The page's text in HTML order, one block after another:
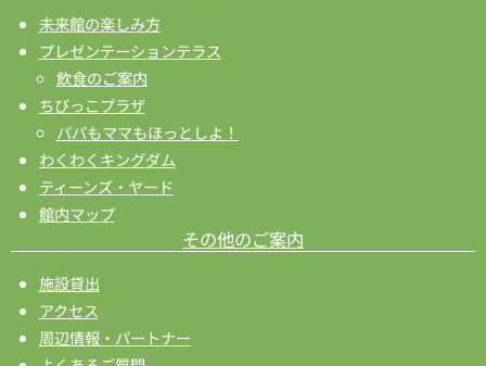
未来館の楽しみ方
プレゼンテーションテラス
飲食のご案内
ちびっこプラザ
パパもママもほっとしよ！
わくわくキングダム
ティーンズ・ヤード
館内マップ
その他のご案内
施設貸出
アクセス
周辺情報・パートナー